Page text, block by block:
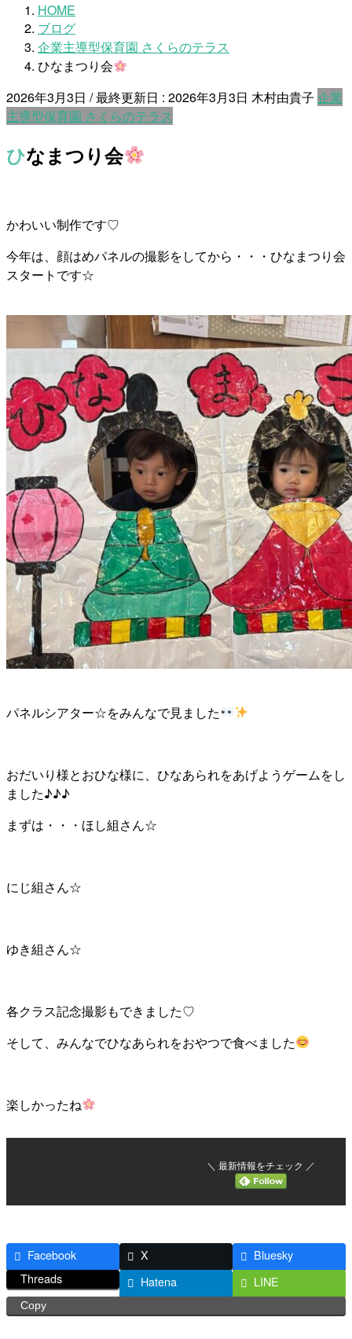
HOME
ブログ
企業主導型保育園 さくらのテラス
ひなまつり会
2026年3月3日 / 最終更新日 : 2026年3月3日 木村由貴子 企業
主導型保育園 さくらのテラス
ひなまつり会
かわいい制作です♡
今年は、顔はめパネルの撮影をしてから・・・ひなまつり会
スタートです☆
パネルシアター☆をみんなで見ました
おだいり様とおひな様に、ひなあられをあげようゲームをし
ました♪♪♪
まずは・・・ほし組さん☆
にじ組さん☆
ゆき組さん☆
各クラス記念撮影もできました♡
そして、みんなでひなあられをおやつで食べました
楽しかったね
＼ 最新情報をチェック ／
Facebook X
Bluesky
Threads
Hatena LINE
Copy